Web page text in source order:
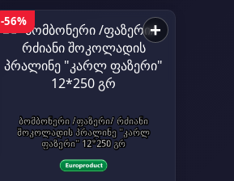
-56% +
ბომბონერი /ფაზერი/ რძიანი
შოკოლადის პრალინე "კარლ
ფაზერი" 12*250 გრ